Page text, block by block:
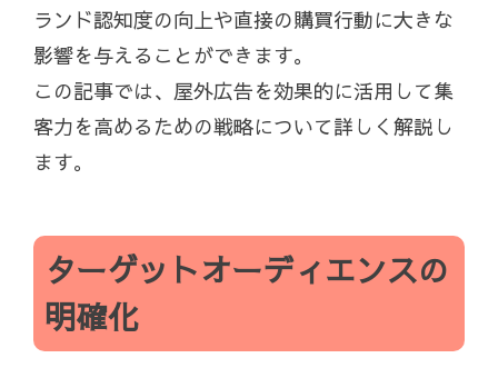
ランド認知度の向上や直接の購買行動に大きな
影響を与えることができます。
この記事では、屋外広告を効果的に活用して集
客力を高めるための戦略について詳しく解説し
ます。
ターゲットオーディエンスの
明確化